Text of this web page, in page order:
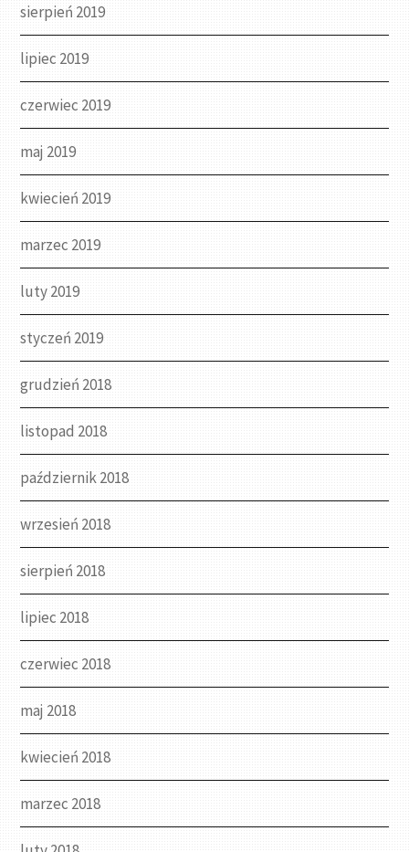
sierpień 2019
lipiec 2019
czerwiec 2019
maj 2019
kwiecień 2019
marzec 2019
luty 2019
styczeń 2019
grudzień 2018
listopad 2018
październik 2018
wrzesień 2018
sierpień 2018
lipiec 2018
czerwiec 2018
maj 2018
kwiecień 2018
marzec 2018